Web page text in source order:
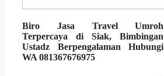
Biro Jasa Travel Umroh
Terpercaya di Siak, Bimbingan
Ustadz Berpengalaman Hubungi
WA 081367676975